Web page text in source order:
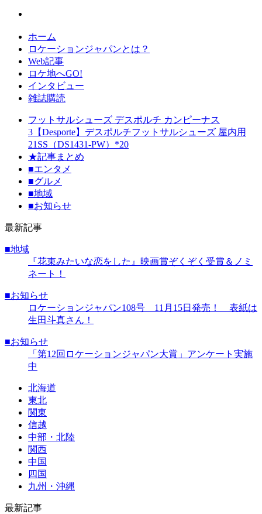
ホーム
ロケーションジャパンとは？
Web記事
ロケ地へGO!
インタビュー
雑誌購読
フットサルシューズ デスポルチ カンピーナス
3【Desporte】デスポルチフットサルシューズ 屋内用
21SS（DS1431-PW）*20
★記事まとめ
■エンタメ
■グルメ
■地域
■お知らせ
最新記事
■地域
『花束みたいな恋をした』映画賞ぞくぞく受賞＆ノミ
ネート！
■お知らせ
ロケーションジャパン108号 11月15日発売！ 表紙は
生田斗真さん！
■お知らせ
「第12回ロケーションジャパン大賞」アンケート実施
中
北海道
東北
関東
信越
中部・北陸
関西
中国
四国
九州・沖縄
最新記事